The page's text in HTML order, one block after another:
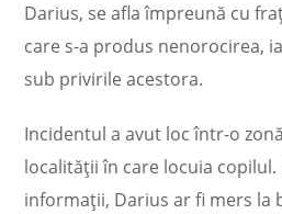
Darius, se afla împreună cu
care s-a produs nenorocirea,
sub privirile acestora.
Incidentul a avut loc într-o
localității în care locuia
informații, Darius ar fi mers la